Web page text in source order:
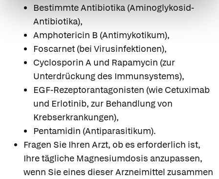
Bestimmte Antibiotika (Aminoglykosid-
Antibiotika),
Amphotericin B (Antimykotikum),
Foscarnet (bei Virusinfektionen),
Cyclosporin A und Rapamycin (zur
Unterdrückung des Immunsystems),
EGF-Rezeptorantagonisten (wie Cetuximab
und Erlotinib, zur Behandlung von
Krebserkrankungen),
Pentamidin (Antiparasitikum).
Fragen Sie Ihren Arzt, ob es erforderlich ist,
Ihre tägliche Magnesiumdosis anzupassen,
wenn Sie eines dieser Arzneimittel zusammen